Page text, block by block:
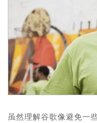
虽然理解谷歌像避免一